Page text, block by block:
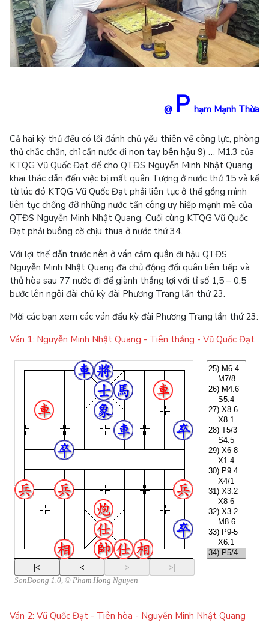
@ P hạm Mạnh Thừa
Cả hai kỳ thủ đều có lối đánh chủ yếu thiên về công lực, phòng
thủ chắc chắn, chỉ cần nước đi non tay bên hậu 9) … M1.3 của
KTQG Vũ Quốc Đạt để cho QTĐS Nguyễn Minh Nhật Quang
khai thác dẫn đến việc bị mất quân Tượng ở nước thứ 15 và kể
từ lúc đó KTQG Vũ Quốc Đạt phải liên tục ở thế gồng mình
liên tục chống đỡ những nước tấn công uy hiếp mạnh mẽ của
QTĐS Nguyễn Minh Nhật Quang. Cuối cùng KTQG Vũ Quốc
Đạt phải buông cờ chịu thua ở nước thứ 34.
Với lợi thế dẫn trước nên ở ván cầm quân đi hậu QTĐS
Nguyễn Minh Nhật Quang đã chủ động đổi quân liên tiếp và
thủ hòa sau 77 nước đi để giành thắng lợi với tỉ số 1,5 – 0,5
bước lên ngôi đài chủ kỳ đài Phương Trang lần thứ 23.
Mời các bạn xem các ván đấu kỳ đài Phương Trang lần thứ 23:
Ván 1: Nguyễn Minh Nhật Quang - Tiên thắng - Vũ Quốc Đạt
Ván 2: Vũ Quốc Đạt - Tiên hòa - Nguyễn Minh Nhật Quang